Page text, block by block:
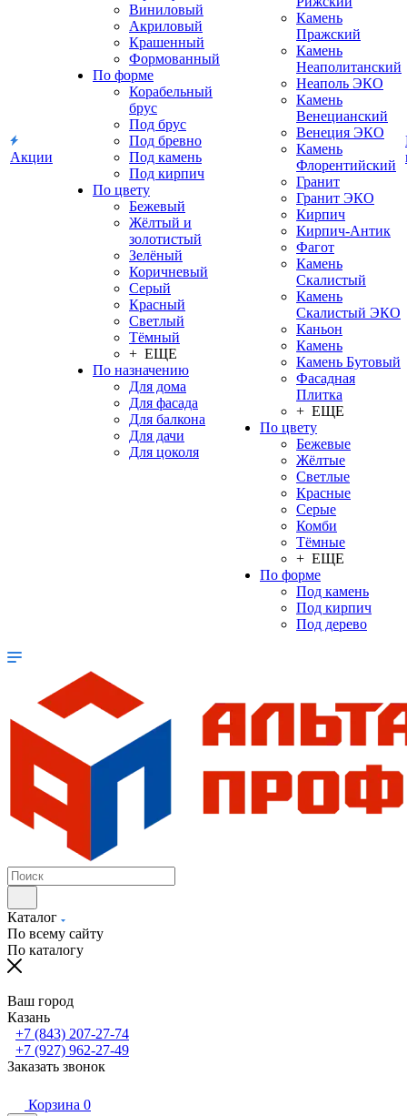
Акции
Виниловый
Акриловый
Крашенный
Формованный
По форме
Корабельный
брус
Под брус
Под бревно
Под камень
Под кирпич
По цвету
Бежевый
Жёлтый и
золотистый
Зелёный
Коричневый
Серый
Красный
Светлый
Тёмный
+ ЕЩЕ
По назначению
Для дома
Для фасада
Для балкона
Для дачи
Для цоколя
Камень
Пражский
Камень
Неаполитанский
Неаполь ЭКО
Камень
Венецианский
Венеция ЭКО
Камень
Флорентийский
Гранит
Гранит ЭКО
Кирпич
Кирпич-Антик
Фагот
Камень
Скалистый
Камень
Скалистый ЭКО
Каньон
Камень
Камень Бутовый
Фасадная
Плитка
+ ЕЩЕ
По цвету
Бежевые
Жёлтые
Светлые
Красные
Серые
Комби
Тёмные
+ ЕЩЕ
По форме
Под камень
Под кирпич
Под дерево
Каталог
По всему сайту
По каталогу
Ваш город
Казань
+7 (843) 207-27-74
+7 (927) 962-27-49
Заказать звонок
Корзина 0